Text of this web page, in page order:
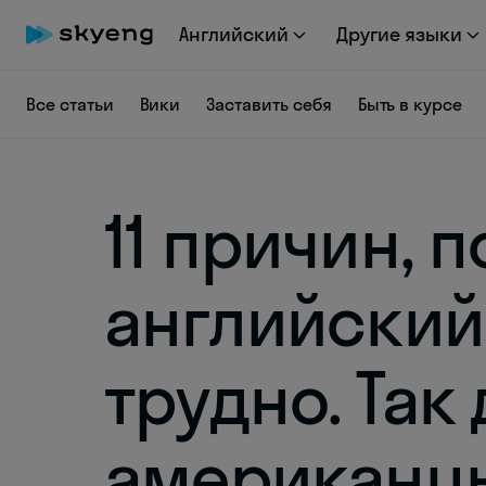
Английский Другие языки
Все статьи Вики Заставить себя Быть в курсе
11 причин,
трудно.